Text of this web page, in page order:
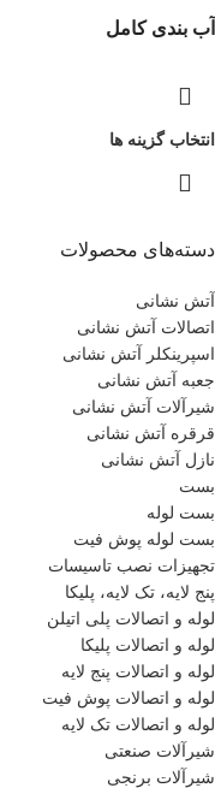
دسته‌های محصولات
آتش نشانی
اتصالات آتش نشانی
اسپرینکلر آتش نشانی
جعبه آتش نشانی
شیرآلات آتش نشانی
قرقره آتش نشانی
نازل آتش نشانی
بست
بست لوله
بست لوله پوش فیت
تجهیزات نصب تاسیسات
پنج لایه، تک لایه، پلیکا
لوله و اتصالات پلی اتیلن
لوله و اتصالات پلیکا
لوله و اتصالات پنج لایه
لوله و اتصالات پوش فیت
لوله و اتصالات تک لایه
شیرآلات صنعتی
شیرآلات برنجی
آب بندی کامل
انتخاب گزینه ها